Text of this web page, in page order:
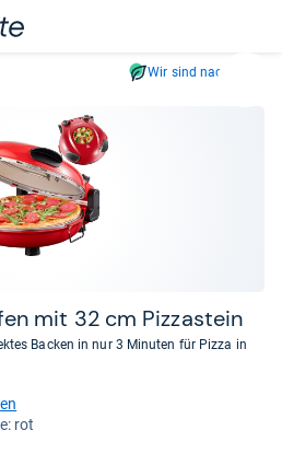
und
Wir sind nachhaltig
mit 32 cm Pizza­stein
Backen in nur 3 Minuten für Pizza in
rot